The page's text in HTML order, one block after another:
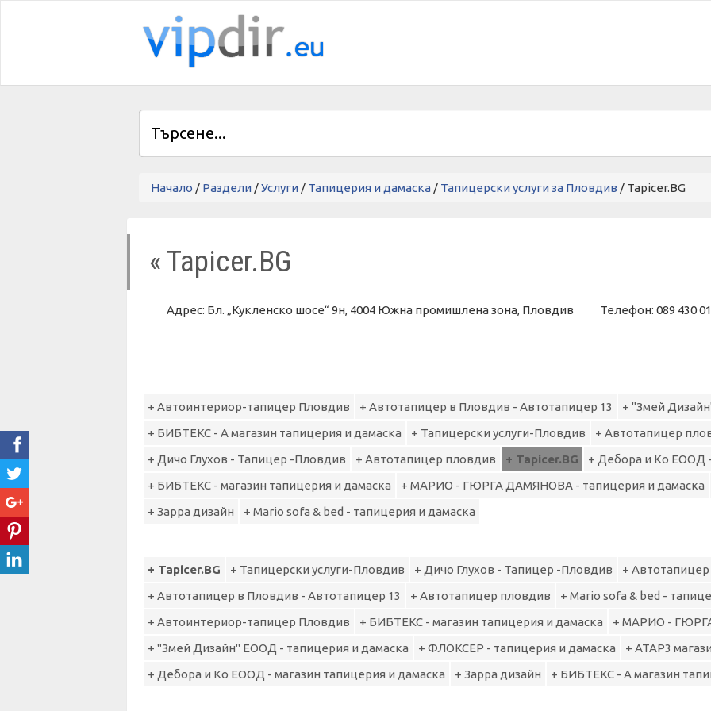
Начало / Раздели /Услуги / Тапицерия и дамаска / Тапицерски услуги за Пловдив / Tapicer.BG
« Tapicer.BG
Адрес: Бл. „Кукленско шосе“ 9н, 4004 Южна промишлена зона, Пловдив Телефон: 089 430
+ Автоинтериор-тапицер Пловдив + Автотапицер в Пловдив - Автотапицер 13
+ "Змей
+ БИБТЕКС - А магазин тапицерия и дамаска
+ Тапицерски услуги-Пловдив
+ Автотапицер
+ Дичо Глухов - Тапицер -Пловдив
+ Автотапицер пловдив + Tapicer.BG
+ Дебора и Ко ЕООД
+ БИБТЕКС - магазин тапицерия и дамаска
+ МАРИО - ГЮРГА ДАМЯНОВА - тапицерия и дамаска
+ Зарра дизайн
+ Mario sofa & bed - тапицерия и дамаска
+ Tapicer.BG + Тапицерски услуги-Пловдив + Дичо Глухов - Тапицер -Пловдив
+
+ Автотапицер в Пловдив - Автотапицер 13
+ Автотапицер пловдив
+ Mario sofa & bed -
+ Автоинтериор-тапицер Пловдив
+ БИБТЕКС - магазин тапицерия и дамаска
+ МАРИО -
+ "Змей Дизайн" ЕООД - тапицерия и дамаска
+ ФЛОКСЕР - тапицерия и дамаска
+ АТАР3
+ Дебора и Ко ЕООД - магазин тапицерия и дамаска
+ Зарра дизайн + БИБТЕКС - А магазин